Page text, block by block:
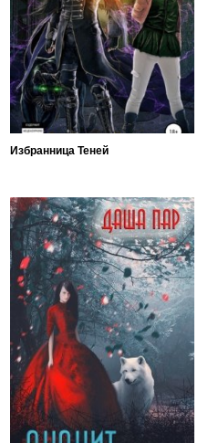
Избранница Теней